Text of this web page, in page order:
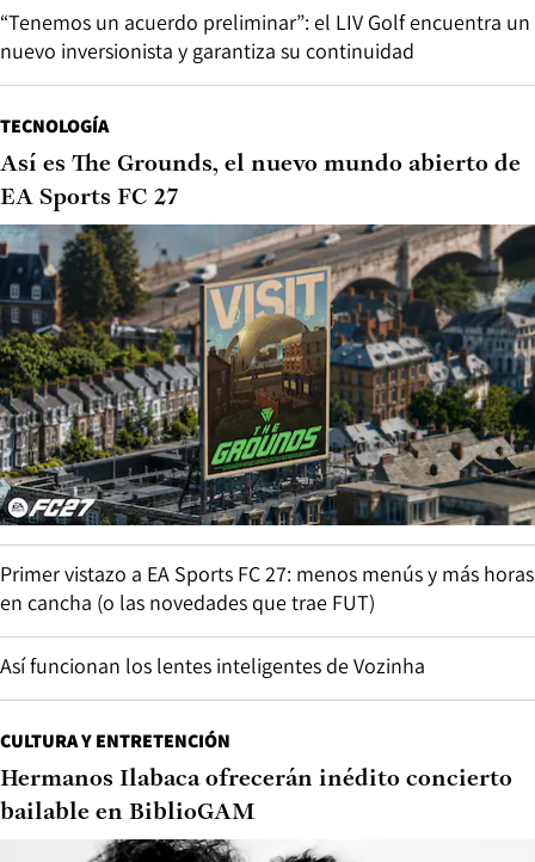
“Tenemos un acuerdo preliminar”: el LIV Golf encuentra un
nuevo inversionista y garantiza su continuidad
TECNOLOGÍA
Así es The Grounds, el nuevo mundo abierto de
EA Sports FC 27
Primer vistazo a EA Sports FC 27: menos menús y más horas
en cancha (o las novedades que trae FUT)
Así funcionan los lentes inteligentes de Vozinha
CULTURA Y ENTRETENCIÓN
Hermanos Ilabaca ofrecerán inédito concierto
bailable en BiblioGAM